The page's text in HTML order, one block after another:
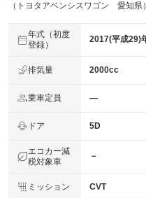
（トヨタアベンシスワゴン 愛知県）
年式（初度
登録）
2017(平成29)
排気量 2000cc
乗車定員 ―
ドア 5D
エコカー減
税対象車
－
ミッション CVT